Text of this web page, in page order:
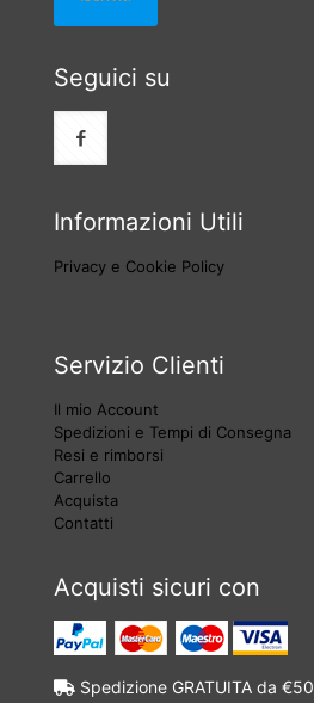
Seguici su
Informazioni Utili
Privacy e Cookie Policy
Servizio Clienti
Il mio Account
Spedizioni e Tempi di Consegna
Resi e rimborsi
Carrello
Acquista
Contatti
Acquisti sicuri con
Spedizione GRATUITA da €50